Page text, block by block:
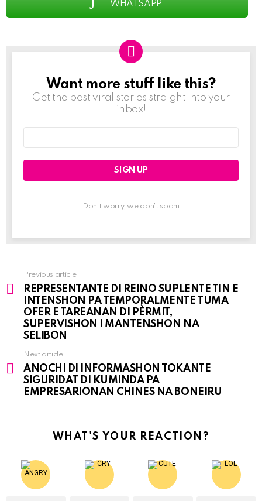
WHATSAPP
NEWSLETTER
Want more stuff like this?
Get the best viral stories straight into your
inbox!
Don't worry, we don't spam
See
more
Previous article
REPRESENTANTE DI REINO SUPLENTE TIN E
INTENSHON PA TEMPORALMENTE TUMA
OFER E TAREANAN DI PÈRMIT,
SUPERVISHON I MANTENSHON NA
SELIBON
Next article
ANOCHI DI INFORMASHON TOKANTE
SIGURIDAT DI KUMINDA PA
EMPRESARIONAN CHINES NA BONEIRU
WHAT'S YOUR REACTION?